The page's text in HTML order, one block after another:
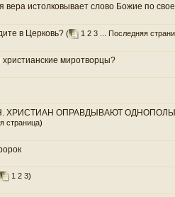
вера истолковывает слово Божие по
в Церковь? ( 1 2 3
Последняя
миротворцы?
ХРИСТИАН ОПРАВДЫВАЮТ
страница)
1 2 3)